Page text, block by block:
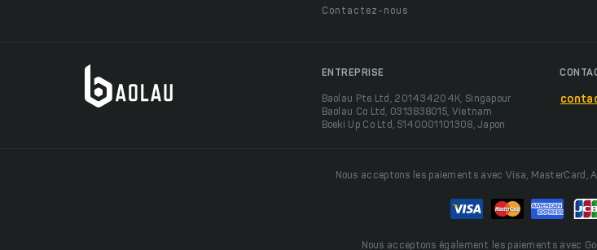
Contactez-nous
ENTREPRISE
Baolau Pte Ltd, 201434204K, Singapour
Baolau Co Ltd, 0313838015, Vietnam
Boeki Up Co Ltd, 5140001101308, Japon
Nous acceptons les paiements avec Visa, MasterCard,
Nous acceptons également les paiements avec